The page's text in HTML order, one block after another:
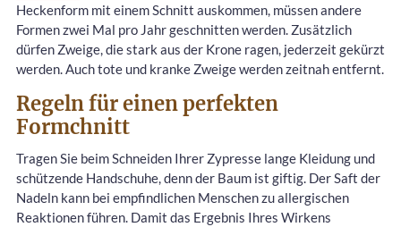
Heckenform mit einem Schnitt auskommen, müssen andere
Formen zwei Mal pro Jahr geschnitten werden. Zusätzlich
dürfen Zweige, die stark aus der Krone ragen, jederzeit gekürzt
werden. Auch tote und kranke Zweige werden zeitnah entfernt.
Regeln für einen perfekten
Formchnitt
Tragen Sie beim Schneiden Ihrer Zypresse lange Kleidung und
schützende Handschuhe, denn der Baum ist giftig. Der Saft der
Nadeln kann bei empfindlichen Menschen zu allergischen
Reaktionen führen. Damit das Ergebnis Ihres Wirkens